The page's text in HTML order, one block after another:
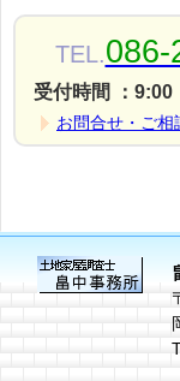
TEL.086-
受付時間 ：9:00
お問合せ・ご相